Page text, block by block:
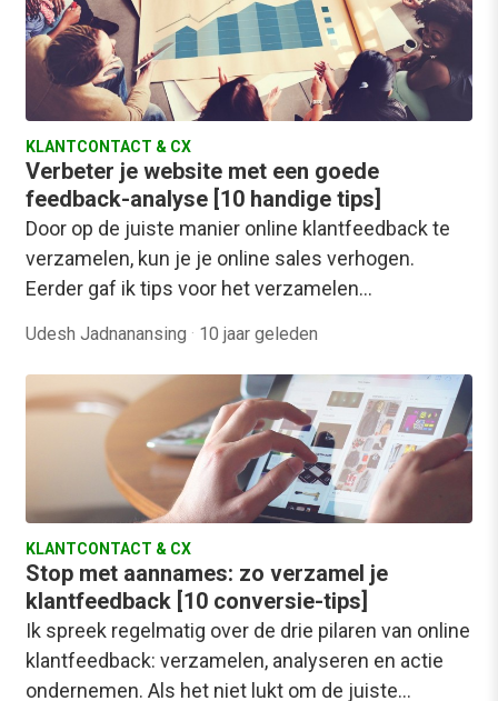
KLANTCONTACT & CX
Verbeter je website met een goede
feedback-analyse [10 handige tips]
Door op de juiste manier online klantfeedback te
verzamelen, kun je je online sales verhogen.
Eerder gaf ik tips voor het verzamelen…
Udesh Jadnanansing · 10 jaar geleden
KLANTCONTACT & CX
Stop met aannames: zo verzamel je
klantfeedback [10 conversie-tips]
Ik spreek regelmatig over de drie pilaren van online
klantfeedback: verzamelen, analyseren en actie
ondernemen. Als het niet lukt om de juiste…